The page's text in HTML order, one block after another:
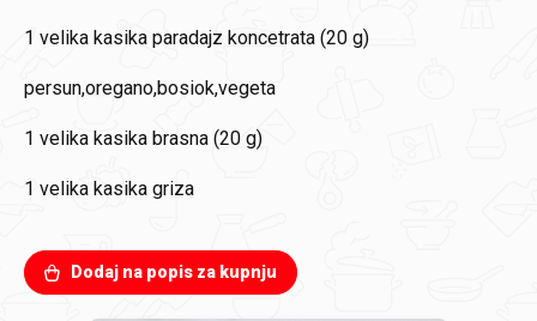
1 velika kasika paradajz koncetrata (20 g)
persun,oregano,bosiok,vegeta
1 velika kasika brasna (20 g)
1 velika kasika griza
Dodaj na popis za kupnju